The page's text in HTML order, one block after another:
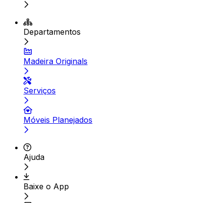
Departamentos
Madeira Originals
Serviços
Móveis Planejados
Ajuda
Baixe o App